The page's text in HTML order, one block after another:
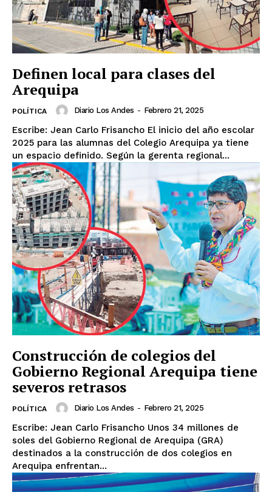
Definen local para clases del
Arequipa
POLÍTICA Diario Los Andes - Febrero 21, 2025
Escribe: Jean Carlo Frisancho El inicio del año escolar
2025 para las alumnas del Colegio Arequipa ya tiene
un espacio definido. Según la gerenta regional...
Construcción de colegios del
Gobierno Regional Arequipa tiene
severos retrasos
POLÍTICA Diario Los Andes - Febrero 21, 2025
Escribe: Jean Carlo Frisancho Unos 34 millones de
soles del Gobierno Regional de Arequipa (GRA)
destinados a la construcción de dos colegios en
Arequipa enfrentan...